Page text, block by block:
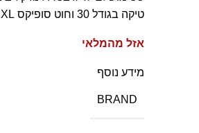
טיקה בגודל 30 וחוט סופיקס XL. סט מושלם לטרולינג של פלמידות, אנטיאסים טונות שחורות וכו'.
אזל מהמלאי
מידע נוסף
BRAND